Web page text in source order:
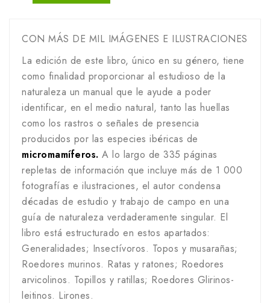
CON MÁS DE MIL IMÁGENES E ILUSTRACIONES
La edición de este libro, único en su género, tiene
como finalidad proporcionar al estudioso de la
naturaleza un manual que le ayude a poder
identificar, en el medio natural, tanto las huellas
como los rastros o señales de presencia
producidos por las especies ibéricas de
micromamíferos. A lo largo de 335 páginas
repletas de información que incluye más de 1 000
fotografías e ilustraciones, el autor condensa
décadas de estudio y trabajo de campo en una
guía de naturaleza verdaderamente singular. El
libro está estructurado en estos apartados:
Generalidades; Insectívoros. Topos y musarañas;
Roedores murinos. Ratas y ratones; Roedores
arvicolinos. Topillos y ratillas; Roedores Glirinos-
leitinos. Lirones.